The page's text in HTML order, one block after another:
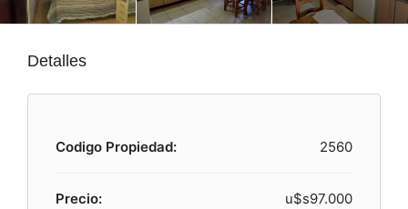
Detalles
Codigo Propiedad: 2560
Precio: u$s97.000